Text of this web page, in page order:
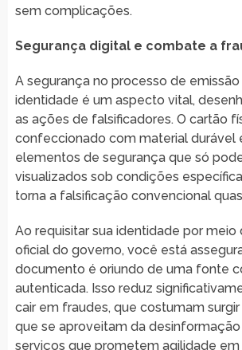
sem complicações.
Segurança digital e combate a
A segurança no processo de
identidade é um aspecto vital,
as ações de falsificadores. O cartão
confeccionado com material durável
elementos de segurança que só
visualizados sob condições
torna a falsificação convencional
Ao requisitar sua identidade por meio
oficial do governo, você está
documento é oriundo de uma fonte
autenticada. Isso reduz
cair em fraudes, que costumam
que se aproveitam da
serviços que prometem agilidade